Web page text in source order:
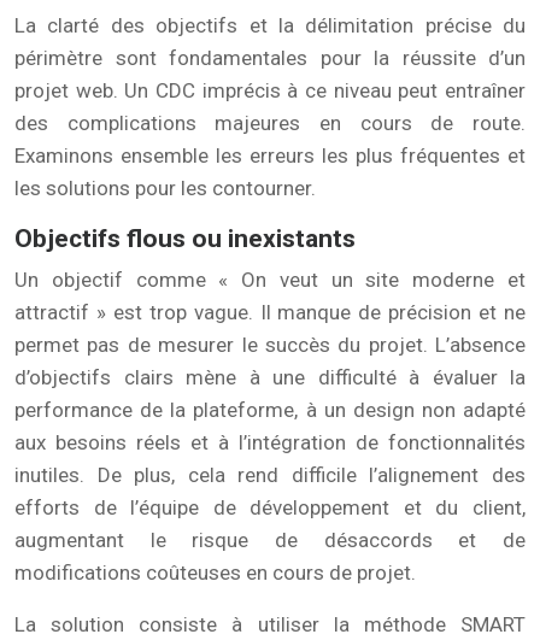
La clarté des objectifs et la délimitation précise du
périmètre sont fondamentales pour la réussite d’un
projet web. Un CDC imprécis à ce niveau peut entraîner
des complications majeures en cours de route.
Examinons ensemble les erreurs les plus fréquentes et
les solutions pour les contourner.
Objectifs flous ou inexistants
Un objectif comme « On veut un site moderne et
attractif » est trop vague. Il manque de précision et ne
permet pas de mesurer le succès du projet. L’absence
d’objectifs clairs mène à une difficulté à évaluer la
performance de la plateforme, à un design non adapté
aux besoins réels et à l’intégration de fonctionnalités
inutiles. De plus, cela rend difficile l’alignement des
efforts de l’équipe de développement et du client,
augmentant le risque de désaccords et de
modifications coûteuses en cours de projet.
La solution consiste à utiliser la méthode SMART